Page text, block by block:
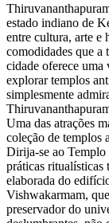
estado indiano de
entre cultura, arte e
comodidades que a
cidade oferece uma
explorar templos
simplesmente
Uma das atrações
coleção de templos
Dirija-se ao Templo
práticas ritualísticas
elaborada do
Vishwakarmam,
preservador do